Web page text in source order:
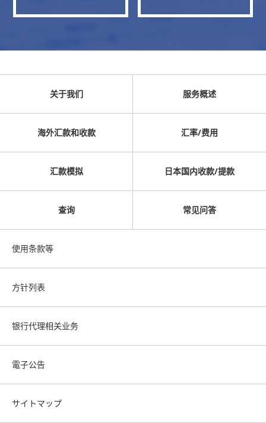
关于我们 服务概述
海外汇款和收款 汇率/费用
汇款模拟 日本国内收款/提款
查询 常见问答
使用条款等
方针列表
银行代理相关业务
電子公告
サイトマップ